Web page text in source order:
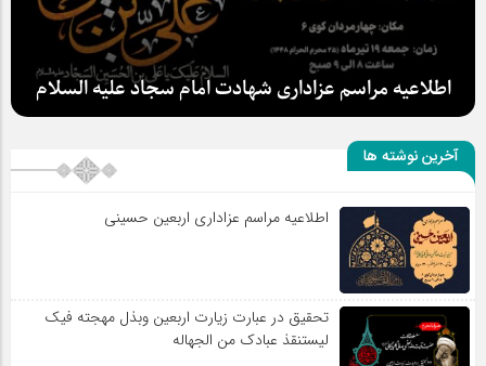
اطلاعیه مراسم عزاداری شهادت امام سجاد علیه السلام
آخرین نوشته ها
اطلاعیه مراسم عزاداری اربعین حسینی
تحقیق در عبارت زیارت اربعین وبذل مهجته فیک
لیستنقذ عبادک من الجهاله